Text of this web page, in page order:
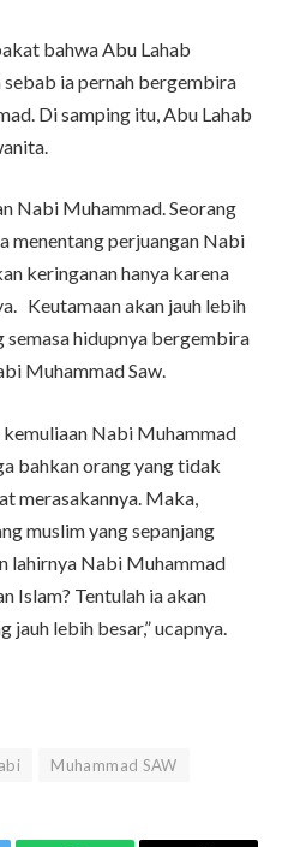
bahwa Abu Lahab
ia pernah bergembira
Di samping itu, Abu Lahab
Nabi Muhammad. Seorang
menentang perjuangan Nabi
keringanan hanya karena
Keutamaan akan jauh lebih
semasa hidupnya bergembira
Muhammad Saw.
Nabi Muhammad
bahkan orang yang tidak
merasakannya. Maka,
muslim yang sepanjang
lahirnya Nabi Muhammad
Islam? Tentulah ia akan
jauh lebih besar,” ucapnya.
Muhammad SAW